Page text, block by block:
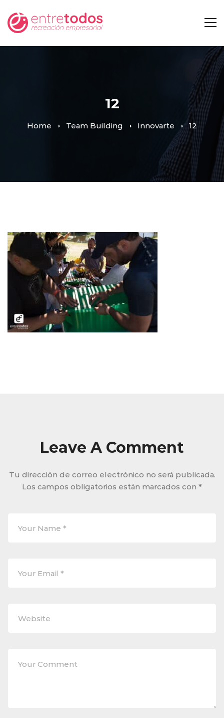
12
Home Team Building Innovarte 12
Leave A Comment
Tu dirección de correo electrónico no será publicada.
Los campos obligatorios están marcados con *